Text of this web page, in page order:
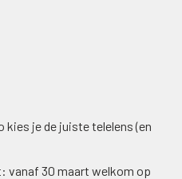
kies je de juiste telelens (en
vanaf 30 maart welkom op